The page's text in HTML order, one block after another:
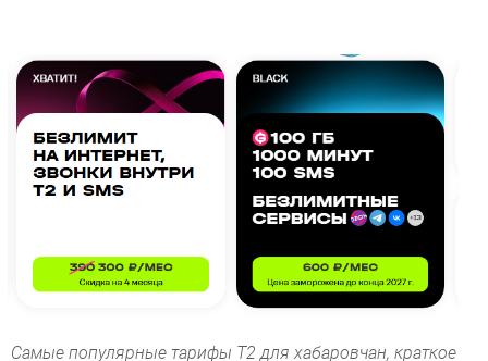
Самые популярные тарифы Т2 для хабаровчан, краткое